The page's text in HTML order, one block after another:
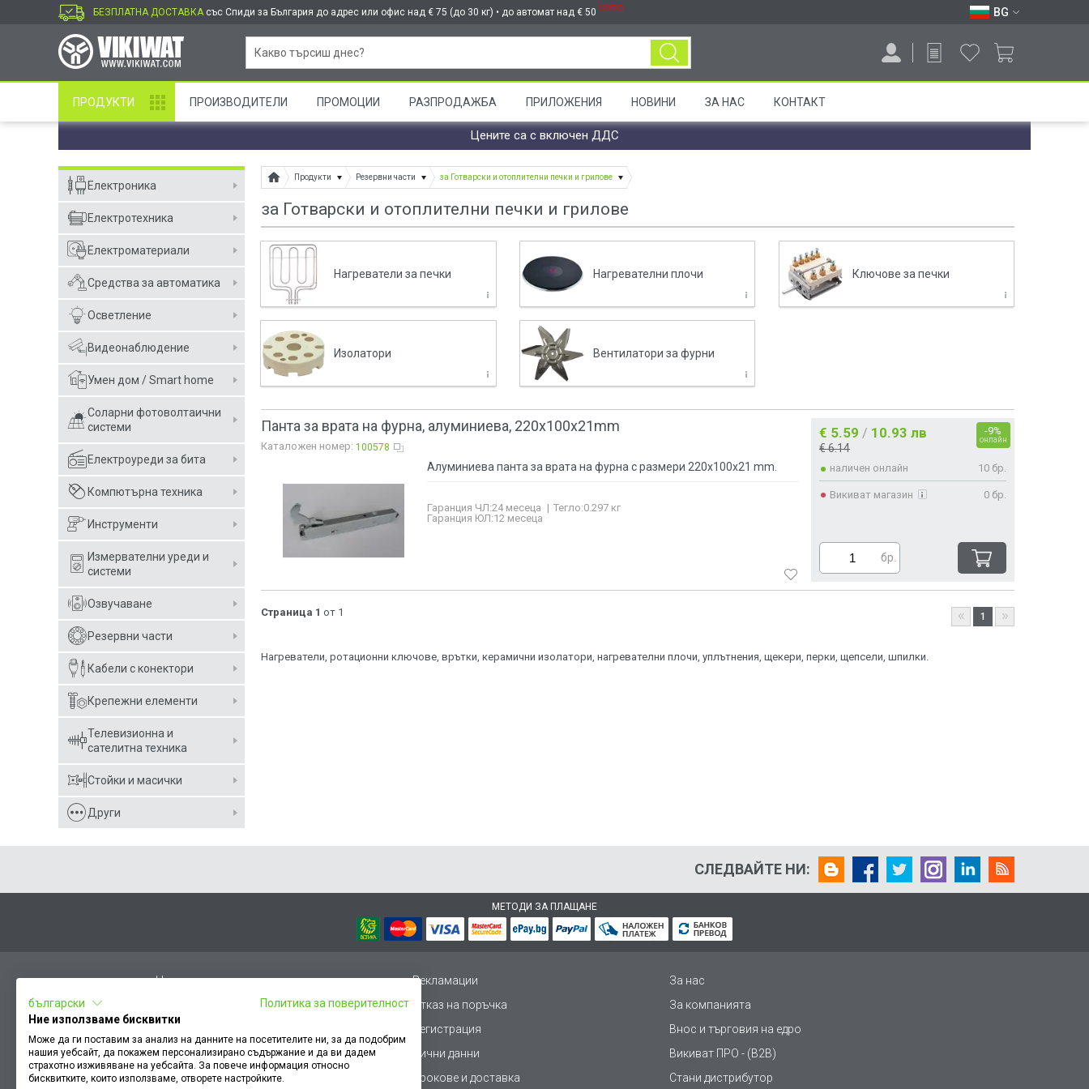
БЕЗПЛАТНА ДОСТАВКА със Спиди за България до адрес или офис над € 75 (до 30 кг) • до автомат над € 50 НОВО BG
ПРОДУКТИ ПРОИЗВОДИТЕЛИ ПРОМОЦИИ РАЗПРОДАЖБА ПРИЛОЖЕНИЯ НОВИНИ ЗА НАС КОНТАКТ
Цените са с включен ДДС
Електроника
Електротехника
Електроматериали
Средства за автоматика
Осветление
Видеонаблюдение
Умен дом / Smart home
Соларни фотоволтаични
системи
Електроуреди за бита
Компютърна техника
Инструменти
Измервателни уреди и
системи
Озвучаване
Резервни части
Кабели с конектори
Крепежни елементи
Телевизионна и
сателитна техника
Стойки и масички
Други
Продукти Резервни части за Готварски и отоплителни печки и грилове
за Готварски и отоплителни печки и грилове
Нагреватели за печки Нагревателни плочи Ключове за печки
Изолатори Вентилатори за фурни
Панта за врата на фурна, алуминиева, 220x100x21mm
Каталожен номер: 100578
Алуминиева панта за врата на фурна с размери 220x100x21 mm.
Гаранция ЧЛ:24 месеца
Гаранция ЮЛ:12 месеца
Тегло:0.297кг
-9%
онлайн
€ 5.59 / 10.93 лв
€ 6.14
наличен онлайн 10 бр.
Викиват магазин 0 бр.
бр.
Страница 1 от 1 « 1 »
Нагреватели, ротационни ключове, врътки, керамични изолатори, нагревателни плочи, уплътнения, щекери, перки, щепсели, шпилки.
СЛЕДВАЙТЕ НИ:
МЕТОДИ ЗА ПЛАЩАНЕ
Начало Рекламации
За нас
Отказ на поръчка
За компанията
Регистрация
Внос и търговия на едро
Оплакване / похвала
Лични данни
Викиват ПРО - (B2B)
Условия за ползване
Срокове и доставка Стани дистрибутор
български
Политика за поверителност
Ние използваме бисквитки
Може да ги поставим за анализ на данните на посетителите ни, за да подобрим
нашия уебсайт, да покажем персонализирано съдържание и да ви дадем
страхотно изживяване на уебсайта. За повече информация относно
бисквитките, които използваме, отворете настройките.